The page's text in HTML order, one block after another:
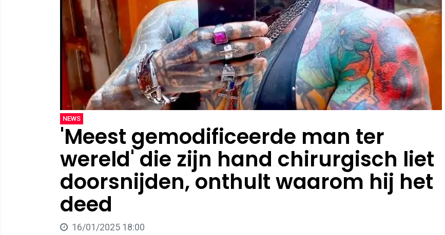
NEWS
'Meest gemodificeerde man ter
wereld' die zijn hand chirurgisch liet
doorsnijden, onthult waarom hij het
deed
16/01/2025 18:00